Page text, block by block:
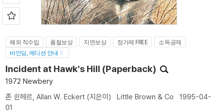
해외 직수입 품절보상 지연보상 정가제 FREE
소득공제
바인딩, 에디션 안내
Incident at Hawk's Hill (Paperback)
1972 Newbery
존 쉰헤르, Allan W. Eckert (지은이) Little Brown & Co 1995-04-
01